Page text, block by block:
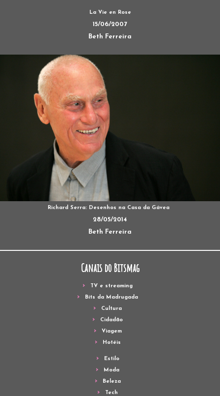
La Vie en Rose
15/06/2007
Beth Ferreira
Richard Serra: Desenhos na Casa da Gávea
28/05/2014
Beth Ferreira
Canais do Bitsmag
TV e streaming
Bits da Madrugada
Cultura
Cidadão
Viagem
Hotéis
Estilo
Moda
Beleza
Tech